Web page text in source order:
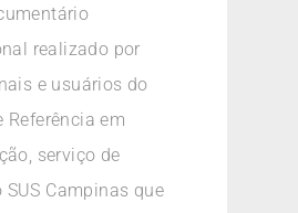
realizado por
e usuários do
Referência em
serviço de
SUS Campinas que